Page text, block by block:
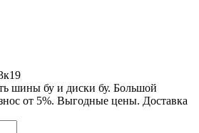
шины бу и диски бу. Большой
от 5%. Выгодные цены. Доставка